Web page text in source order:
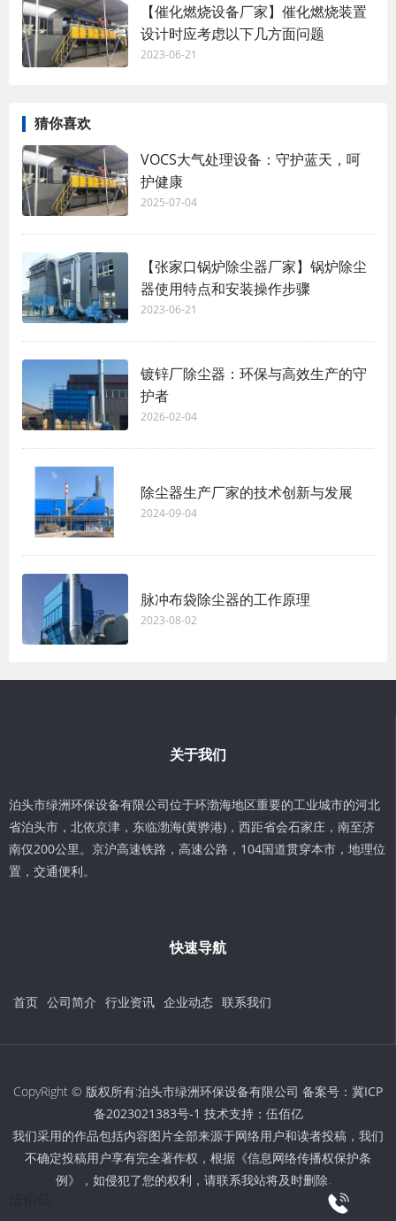
【催化燃烧设备厂家】催化燃烧装置
设计时应考虑以下几方面问题
2023-06-21
猜你喜欢
VOCS大气处理设备：守护蓝天，呵
护健康
2025-07-04
【张家口锅炉除尘器厂家】锅炉除尘
器使用特点和安装操作步骤
2023-06-21
镀锌厂除尘器：环保与高效生产的守
护者
2026-02-04
除尘器生产厂家的技术创新与发展
2024-09-04
脉冲布袋除尘器的工作原理
2023-08-02
关于我们
泊头市绿洲环保设备有限公司位于环渤海地区重要的工业城市的河北
省泊头市，北依京津，东临渤海(黄骅港)，西距省会石家庄，南至济
南仅200公里。京沪高速铁路，高速公路，104国道贯穿本市，地理位
置，交通便利。
快速导航
首页 公司简介 行业资讯 企业动态 联系我们
CopyRight © 版权所有:泊头市绿洲环保设备有限公司 备案号： 冀ICP
备2023021383号-1 技术支持： 伍佰亿
我们采用的作品包括内容图片全部来源于网络用户和读者投稿，我们
不确定投稿用户享有完全著作权，根据《信息网络传播权保护条
例》，如侵犯了您的权利，请联系我站将及时删除。